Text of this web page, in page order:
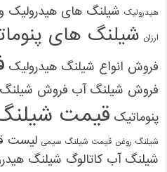
هیدرولیک شیلنگ های هیدرولیک
ارزان شیلنگ های
فروش انواع شیلنگ هیدرولیک
فروش شیلنگ آب فروش
پنوماتیک قیمت
شیلنگ روغن قیمت شیلنگ سیمی لیست
شیلنگ آب کاتالوگ شیلنگ